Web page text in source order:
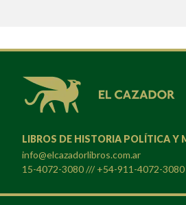
LIBROS DE HISTORIA POLÍTICA Y
info@elcazadorlibros.com.ar
15-4072-3080 /// +54-911-4072-3080